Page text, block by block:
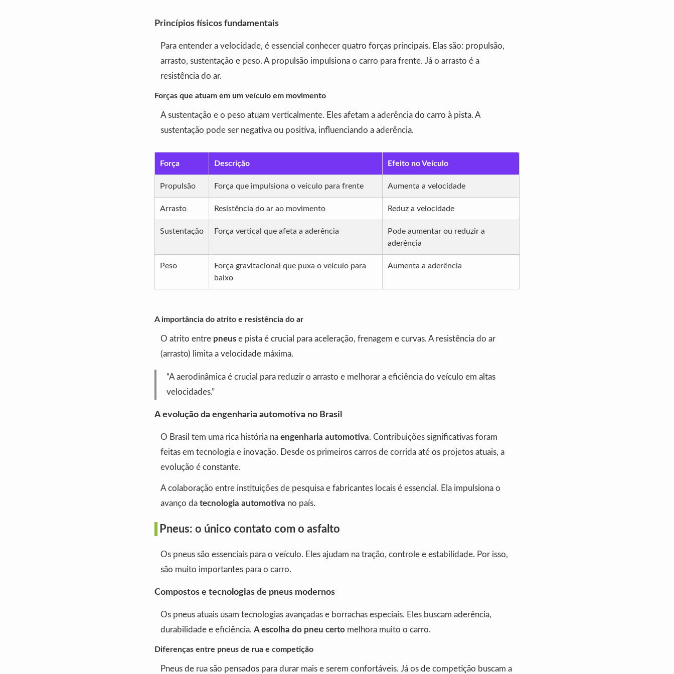
Princípios físicos fundamentais
Para entender a velocidade, é essencial conhecer quatro forças principais. Elas são: propulsão,
arrasto, sustentação e peso. A propulsão impulsiona o carro para frente. Já o arrasto é a
resistência do ar.
Forças que atuam em um veículo em movimento
A sustentação e o peso atuam verticalmente. Eles afetam a aderência do carro à pista. A
sustentação pode ser negativa ou positiva, influenciando a aderência.
Força Descrição Efeito no Veículo
Propulsão Força que impulsiona o veículo para frente Aumenta a velocidade
Arrasto Resistência do ar ao movimento Reduz a velocidade
Sustentação Força vertical que afeta a aderência
Pode aumentar ou reduzir a
aderência
Peso
Força gravitacional que puxa o veículo para
baixo
Aumenta a aderência
A importância do atrito e resistência do ar
O atrito entre pneus e pista é crucial para aceleração, frenagem e curvas. A resistência do ar
(arrasto) limita a velocidade máxima.
“A aerodinâmica é crucial para reduzir o arrasto e melhorar a eficiência do veículo em altas
velocidades.”
A evolução da engenharia automotiva no Brasil
O Brasil tem uma rica história na engenharia automotiva. Contribuições significativas foram
feitas em tecnologia e inovação. Desde os primeiros carros de corrida até os projetos atuais, a
evolução é constante.
A colaboração entre instituições de pesquisa e fabricantes locais é essencial. Ela impulsiona o
avanço da tecnologia automotiva no país.
Pneus: o único contato com o asfalto
Os pneus são essenciais para o veículo. Eles ajudam na tração, controle e estabilidade. Por isso,
são muito importantes para o carro.
Compostos e tecnologias de pneus modernos
Os pneus atuais usam tecnologias avançadas e borrachas especiais. Eles buscam aderência,
durabilidade e eficiência. A escolha do pneu certo melhora muito o carro.
Diferenças entre pneus de rua e competição
Pneus de rua são pensados para durar mais e serem confortáveis. Já os de competição buscam a